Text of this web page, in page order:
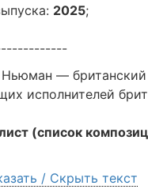
2025;
— британский
исполнителей
(список
/ Скрыть текст